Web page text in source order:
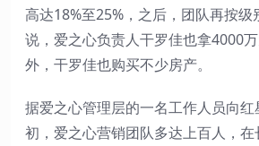
高达18%至25%，之后，团队再按级
说，爱之心负责人干罗佳也拿4000
外，干罗佳也购买不少房产。
据爱之心管理层的一名工作人员向红
初，爱之心营销团队多达上百人，